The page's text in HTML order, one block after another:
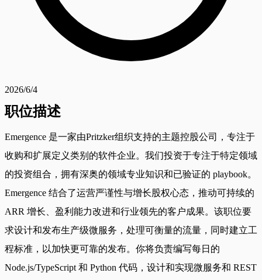
2026/6/4
职位描述
Emergence 是一家由Pritzker组织支持的主题控股公司，专注于
收购和扩展定义类别的软件企业。我们投资于专注于特定领域
的投资组合，拥有深奥的领域专业知识和已验证的 playbook。
Emergence 结合了运营严谨性与增长股权心态，推动可持续的
ARR 增长、盈利能力改进和行业领先的客户成果。该职位要
求设计和发布生产级微服务，处理可衡量的流量，同时建立工
程标准，以加快更可靠的发布。你将负责编写每日的
Node.js/TypeScript 和 Python 代码，设计和实现微服务和 REST